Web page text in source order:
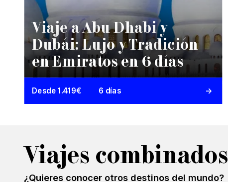
Viaje a Abu Dhabi y
Dubái: Lujo y Tradición
en Emiratos en 6 días
Desde 1.419€ 6 días
Viajes combinados
¿Quieres conocer otros destinos del mundo?